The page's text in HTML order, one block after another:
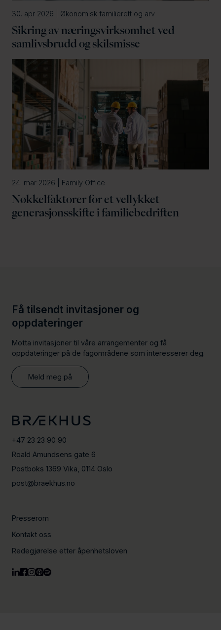
30. apr 2026 | Økonomisk familierett og arv
Sikring av næringsvirksomhet ved
samlivsbrudd og skilsmisse
24. mar 2026 | Family Office
Nøkkelfaktorer for et vellykket
generasjonsskifte i familiebedriften
Få tilsendt invitasjoner og
oppdateringer
Motta invitasjoner til våre arrangementer og få
oppdateringer på de fagområdene som interesserer deg.
Meld meg på
+47 23 23 90 90
Roald Amundsens gate 6
Postboks 1369 Vika, 0114 Oslo
post@braekhus.no
Presserom
Kontakt oss
Redegjørelse etter åpenhetsloven